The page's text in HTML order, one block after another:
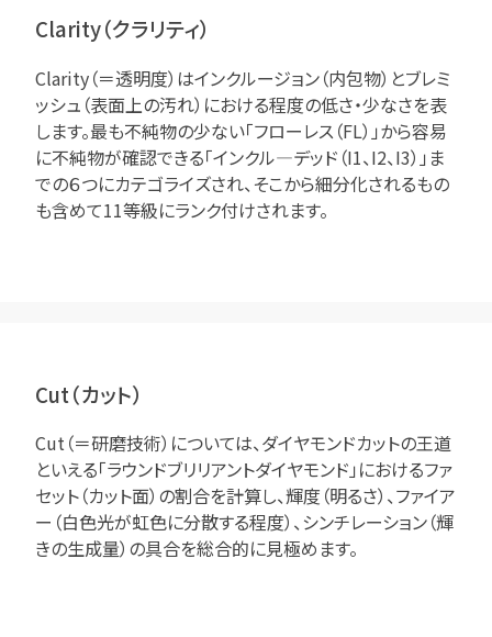
Clarity（クラリティ）
Clarity（＝透明度）はインクルージョン（内包物）とブレミ
ッシュ（表面上の汚れ）における程度の低さ・少なさを表
します。最も不純物の少ない「フローレス（FL）」から容易
に不純物が確認できる「インクル―デッド（I1、I2、I3）」ま
での６つにカテゴライズされ、そこから細分化されるもの
も含めて11等級にランク付けされます。
Cut（カット）
Cut（＝研磨技術）については、ダイヤモンドカットの王道
といえる「ラウンドブリリアントダイヤモンド」におけるファ
セット（カット面）の割合を計算し、輝度（明るさ）、ファイア
ー（白色光が虹色に分散する程度）、シンチレーション（輝
きの生成量）の具合を総合的に見極めます。